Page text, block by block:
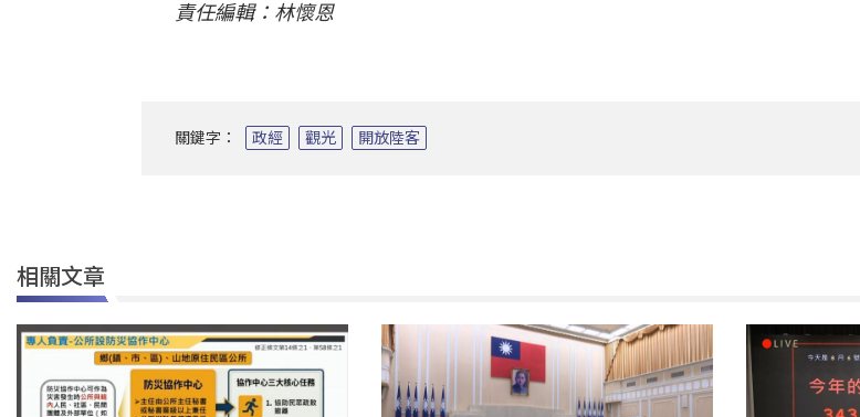
責任編輯：林懷恩
關鍵字： 政經 觀光 開放陸客
相關文章